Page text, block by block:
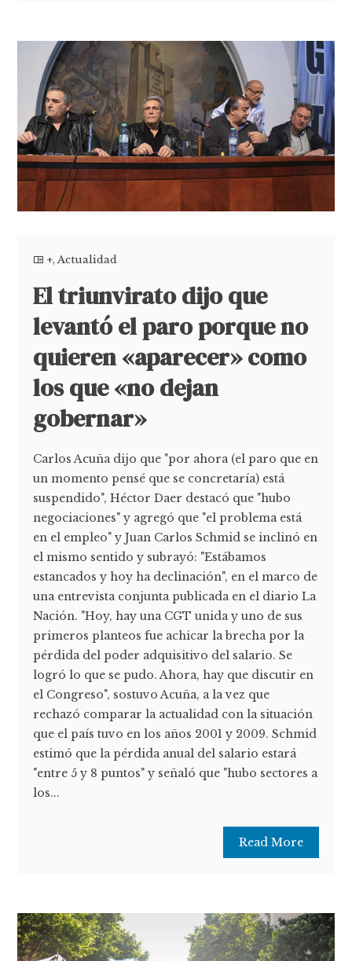
+,Actualidad
El triunvirato dijo que
levantó el paro porque no
quieren «aparecer» como
los que «no dejan
gobernar»
Carlos Acuña dijo que "por ahora (el paro que en
un momento pensé que se concretaría) está
suspendido", Héctor Daer destacó que "hubo
negociaciones" y agregó que "el problema está
en el empleo" y Juan Carlos Schmid se inclinó en
el mismo sentido y subrayó: "Estábamos
estancados y hoy ha declinación", en el marco de
una entrevista conjunta publicada en el diario La
Nación. "Hoy, hay una CGT unida y uno de sus
primeros planteos fue achicar la brecha por la
pérdida del poder adquisitivo del salario. Se
logró lo que se pudo. Ahora, hay que discutir en
el Congreso", sostuvo Acuña, a la vez que
rechazó comparar la actualidad con la situación
que el país tuvo en los años 2001 y 2009. Schmid
estimó que la pérdida anual del salario estará
"entre 5 y 8 puntos" y señaló que "hubo sectores a
los...
Read More